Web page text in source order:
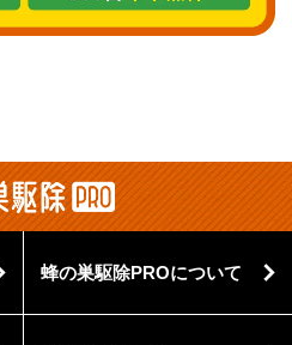
蜂の巣駆除PROについて